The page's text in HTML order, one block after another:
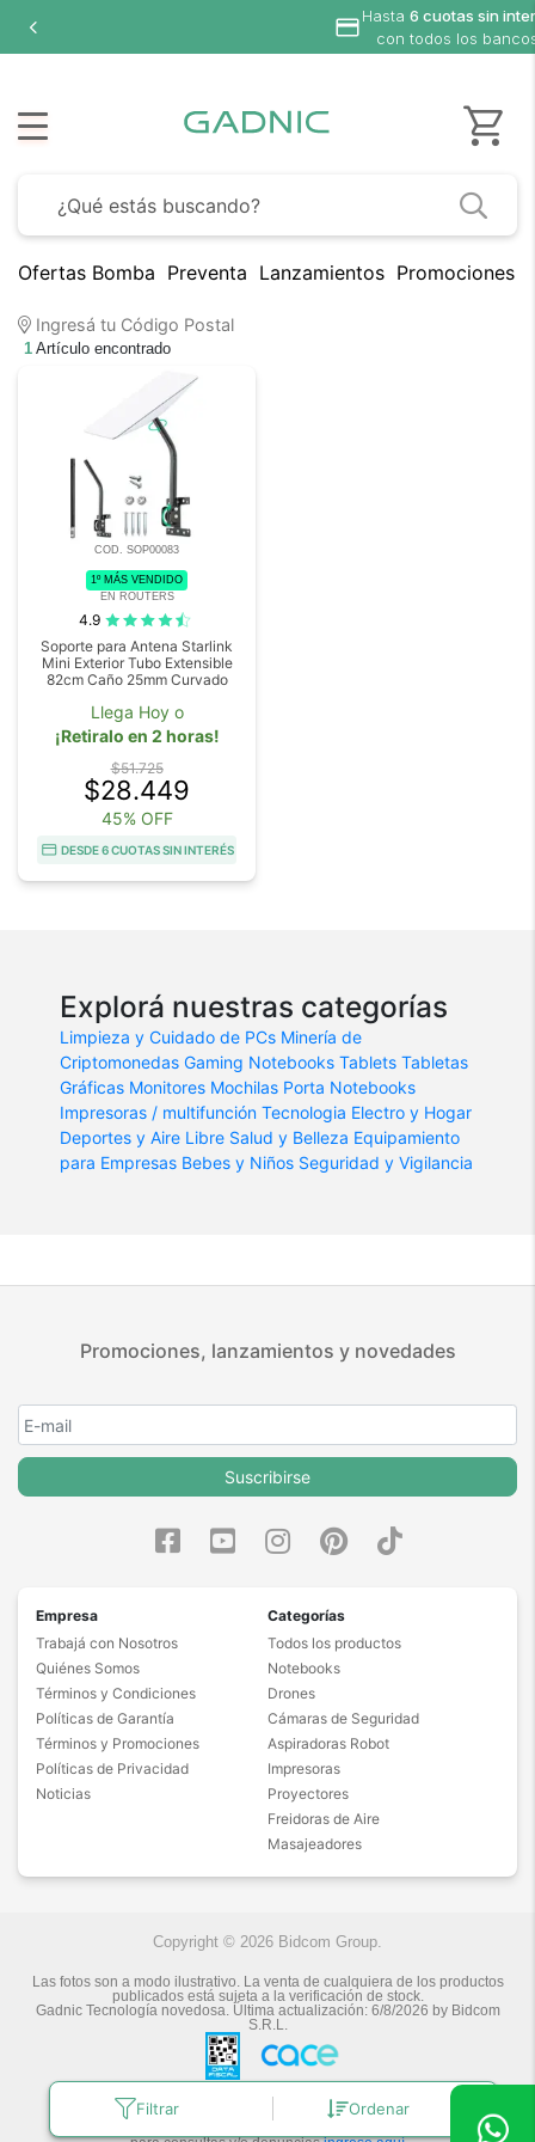
Hasta 6 cuotas sin
con todos los
Ofertas Bomba Preventa Lanzamientos Promociones
Ingresá tu Código Postal
1 Artículo encontrado
Filtrar Ordenar
COD. SOP00083
1º MÁS VENDIDO
EN ROUTERS
4.9
Soporte para Antena Starlink
Mini Exterior Tubo Extensible
82cm Caño 25mm Curvado
Llega Hoy o
¡Retiralo en 2 horas!
$51.725
$28.449
45% OFF
DESDE 6 CUOTAS SIN INTERÉS
Explorá nuestras categorías
Limpieza y Cuidado de PCs Minería de
Criptomonedas Gaming Notebooks Tablets Tabletas
Gráficas Monitores Mochilas Porta Notebooks
Impresoras / multifunción Tecnologia Electro y Hogar
Deportes y Aire Libre Salud y Belleza Equipamiento
para Empresas Bebes y Niños Seguridad y Vigilancia
Promociones, lanzamientos y novedades
Suscribirse
Empresa
Trabajá con Nosotros
Quiénes Somos
Términos y Condiciones
Políticas de Garantía
Términos y Promociones
Políticas de Privacidad
Noticias
Categorías
Todos los productos
Notebooks
Drones
Cámaras de Seguridad
Aspiradoras Robot
Impresoras
Proyectores
Freidoras de Aire
Masajeadores
Copyright © 2026 Bidcom Group.
Las fotos son a modo ilustrativo. La venta de cualquiera de los productos
publicados está sujeta a la verificación de stock.
Gadnic Tecnología novedosa.Última actualización: 6/8/2026 by Bidcom
S.R.L.
Botón de arrepentimiento